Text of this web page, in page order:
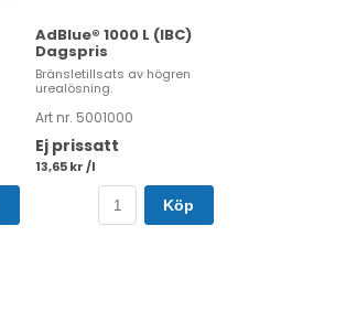
AdBlue® 1000 L (IBC)
Dagspris
Bränsletillsats av högren
urealösning.
Art nr. 5001000
Ej prissatt
13,65 kr /l
Köp